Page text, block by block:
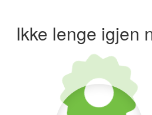
Ikke lenge igjen